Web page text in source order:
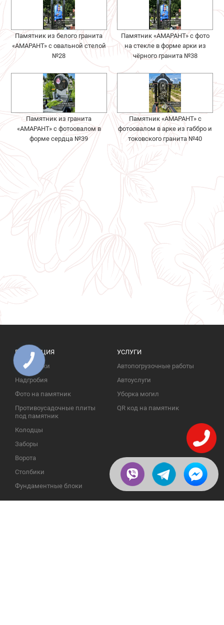
Памятник из белого гранита
«АМАРАНТ» с овальной стелой
№28
Памятник «АМАРАНТ» с фото
на стекле в форме арки из
чёрного гранита №38
Памятник из гранита
«АМАРАНТ» с фотоовалом в
форме сердца №39
Памятник «АМАРАНТ» с
фотоовалом в арке из габбро и
токовского гранита №40
ПРОДУКЦИЯ
Памятники
Надгробия
Фото на памятник
Противоусадочные плиты
под памятник
Колодцы
Заборы
Ворота
Столбики
Фундаментные блоки
УСЛУГИ
Автопогрузочные работы
Автоуслуги
Уборка могил
QR код на памятник
КНОПКА
ЗВ'ЯЗКУ